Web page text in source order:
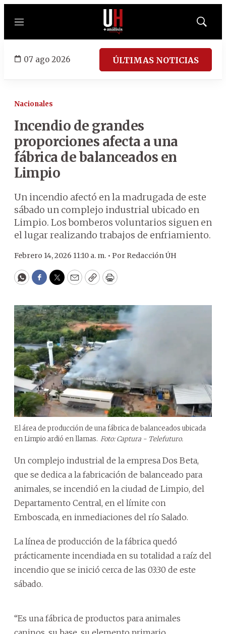
Menú
Mostrar
07 ago 2026 ÚLTIMAS NOTICIAS
Nacionales
Incendio de grandes
proporciones afecta a una
fábrica de balanceados en
Limpio
Un incendio afectó en la madrugada de este
sábado un complejo industrial ubicado en
Limpio. Los bomberos voluntarios siguen en
el lugar realizando trabajos de enfriamiento.
Febrero 14, 2026 11:10 a. m. • Por Redacción ÚH
WhatsApp
Facebook
Twitter
EmailCopyPrint
El área de producción de una fábrica de balanceados ubicada
en Limpio ardió en llamas. Foto: Captura - Telefuturo.
Un complejo industrial de la empresa Dos Beta,
que se dedica a la fabricación de balanceado para
animales, se incendió en la ciudad de Limpio, del
Departamento Central, en el límite con
Emboscada, en inmediaciones del río Salado.
La línea de producción de la fábrica quedó
prácticamente incendiada en su totalidad a raíz del
incendio que se inició cerca de las 03:30 de este
sábado.
“Es una fábrica de productos para animales